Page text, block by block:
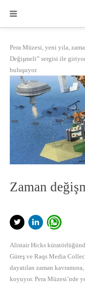
Pera Müzesi, yeni yıla,
Değişmeli” sergisi ile
buluşuyor.
Zaman
Alistair Hicks
Güreş ve Raqs Media
dayatılan zaman kavramına,
koyuyor. Pera Müzesi’nde